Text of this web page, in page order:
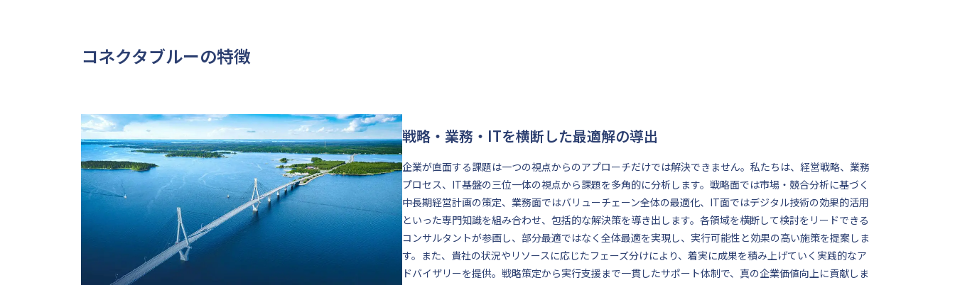
コネクタブルーの特徴
戦略・業務・ITを横断した最適解の導出
企業が直面する課題は一つの視点からのアプローチだけでは解決できません。私たちは、経営戦略、業務
プロセス、IT基盤の三位一体の視点から課題を多角的に分析します。戦略面では市場・競合分析に基づく
中長期経営計画の策定、業務面ではバリューチェーン全体の最適化、IT面ではデジタル技術の効果的活用
といった専門知識を組み合わせ、包括的な解決策を導き出します。各領域を横断して検討をリードできる
コンサルタントが参画し、部分最適ではなく全体最適を実現し、実行可能性と効果の高い施策を提案しま
す。また、貴社の状況やリソースに応じたフェーズ分けにより、着実に成果を積み上げていく実践的なア
ドバイザリーを提供。戦略策定から実行支援まで一貫したサポート体制で、真の企業価値向上に貢献しま